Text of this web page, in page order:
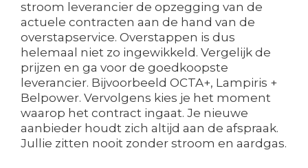
stroom leverancier de opzegging van de
actuele contracten aan de hand van de
overstapservice. Overstappen is dus
helemaal niet zo ingewikkeld. Vergelijk de
prijzen en ga voor de goedkoopste
leverancier. Bijvoorbeeld OCTA+, Lampiris +
Belpower. Vervolgens kies je het moment
waarop het contract ingaat. Je nieuwe
aanbieder houdt zich altijd aan de afspraak.
Jullie zitten nooit zonder stroom en aardgas.